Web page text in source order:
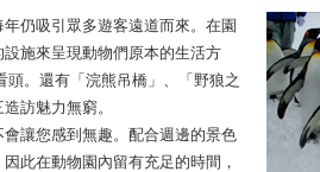
仍吸引眾多遊客遠道而來。在園
施來呈現動物們原本的生活方
頭。還有「浣熊吊橋」、「野狼之
訪魅力無窮。
讓您感到無趣。配合週邊的景色
此在動物園內留有充足的時間，